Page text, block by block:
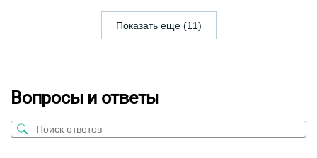
Показать еще (11)
Вопросы и ответы